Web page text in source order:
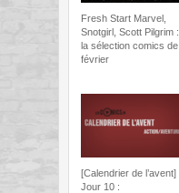
Fresh Start Marvel,
Snotgirl, Scott Pilgrim :
la sélection comics de
février
[Calendrier de l’avent]
Jour 10 :